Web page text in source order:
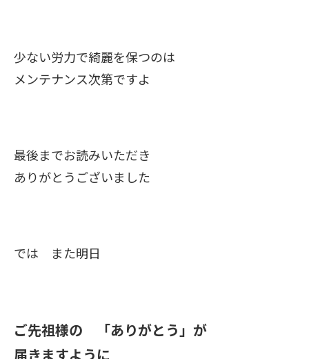
少ない労力で綺麗を保つのは
メンテナンス次第ですよ
最後までお読みいただき
ありがとうございました
では また明日
ご先祖様の 「ありがとう」が
届きますように